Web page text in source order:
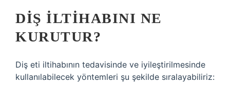
DIŞ ILTIHABINI NE
KURUTUR?
Diş eti iltihabının tedavisinde ve iyileştirilmesinde
kullanılabilecek yöntemleri şu şekilde sıralayabiliriz: